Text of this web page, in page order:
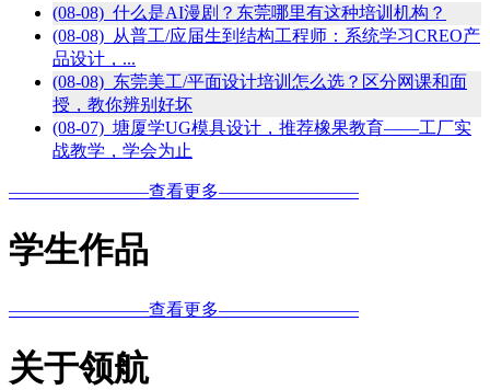
(08-08) 什么是AI漫剧？东莞哪里有这种培训机构？
(08-08) 从普工/应届生到结构工程师：系统学习CREO产
品设计，...
(08-08) 东莞美工/平面设计培训怎么选？区分网课和面
授，教你辨别好坏
(08-07) 塘厦学UG模具设计，推荐橡果教育——工厂实
战教学，学会为止
————————查看更多————————
学生作品
————————查看更多————————
关于领航